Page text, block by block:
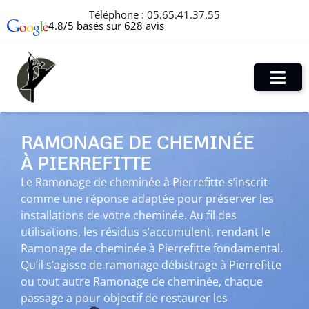
Téléphone : 05.65.41.37.55
4.8/5 basés sur 628 avis
RAMONAGE DE CHEMINÉE
À PIERREFITTE
Le Ramonage de cheminée à Pierrefitte s’inscrit
comme une réponse adaptée pour préserver les
installations de votre cheminée. Au fil des
utilisations, les résidus s’accumulent, rendant le
Ramonage de cheminée à Pierrefitte fondamental.
Qu’il s’agisse de ramonage débistrage à Pierrefitte
ou tout autre Ramonage de cheminée, chaque
passage a pour objectif de restaurer les